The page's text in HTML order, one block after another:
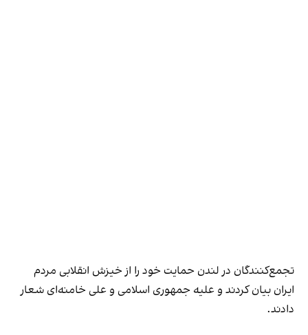
تجمع‌کنندگان در لندن حمایت خود را از خیزش انقلابی مردم
ایران بیان کردند و علیه جمهوری اسلامی و علی خامنه‌ای شعار
دادند.